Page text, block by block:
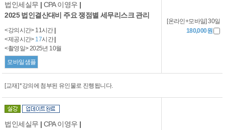
법인세실무 | CPA 이영우 |
2025 법인결산대비 주요 쟁점별 세무리스크 관리
<강의시간> 11시간
<제공시간> 17시간
<촬영일> 2025년 10월
모바일샘플
[온라인+모바일] 30일
180,000원
[교재] *강의에 첨부된 유인물로 진행됩니다.
법인세실무 | CPA 이영우 |